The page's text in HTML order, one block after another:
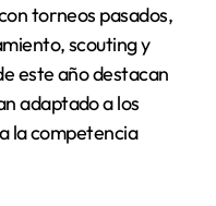
torneos pasados,
scouting y
este año destacan
adaptado a los
la competencia